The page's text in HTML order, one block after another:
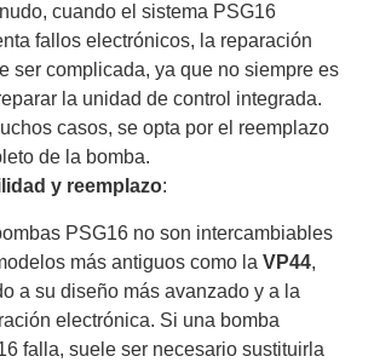
cuando el sistema PSG16
fallos electrónicos, la reparación
ser complicada, ya que no siempre es
la unidad de control integrada.
casos, se opta por el reemplazo
de la bomba.
y reemplazo:
PSG16 no son intercambiables
más antiguos como laVP44,
a su diseño más avanzado y a la
electrónica. Si una bomba
falla, suele ser necesario sustituirla